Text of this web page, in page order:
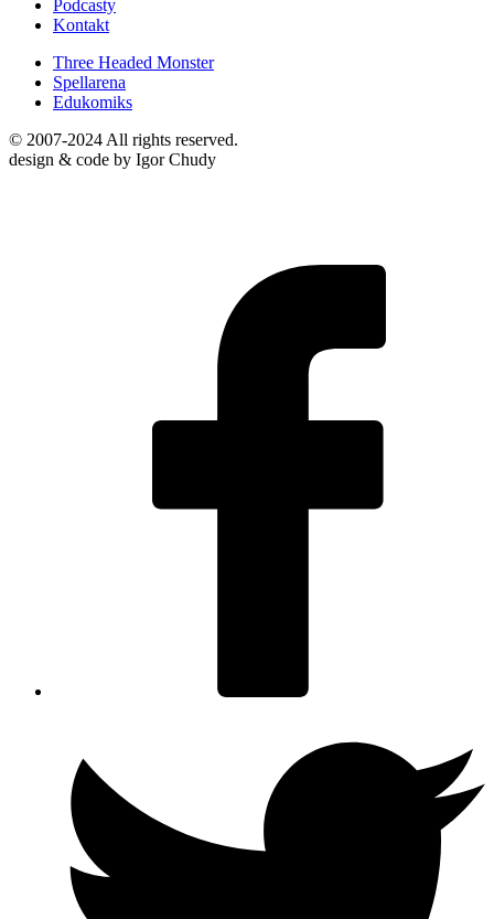
Podcasty
Kontakt
Three Headed Monster
Spellarena
Edukomiks
© 2007-2024 All rights reserved.
design & code by Igor Chudy